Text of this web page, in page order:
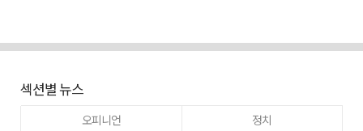
섹션별 뉴스
오피니언
정치